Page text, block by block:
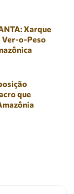
Xarque
Ver-o-Peso
que